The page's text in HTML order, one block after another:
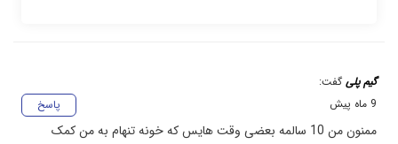
گیم پلی گفت:
پاسخ
9 ماه پیش
ممنون من 10 سالمه بعضی وقت هایس که خونه تنهام به من کمک